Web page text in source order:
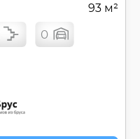
93 м²
0